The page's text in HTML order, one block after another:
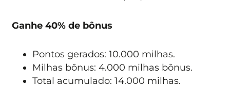
Ganhe 40% de bônus
Pontos gerados: 10.000 milhas.
Milhas bônus: 4.000 milhas bônus.
Total acumulado: 14.000 milhas.